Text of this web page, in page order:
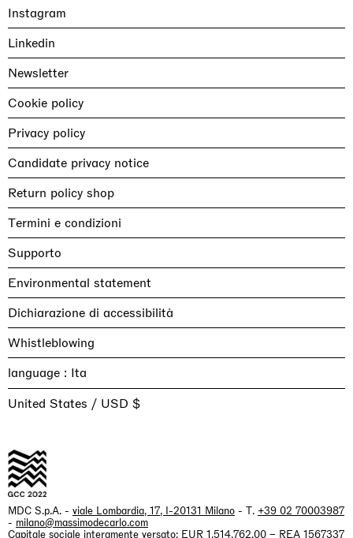
Instagram
Linkedin
Newsletter
Cookie policy
Privacy policy
Candidate privacy notice
Return policy shop
Termini e condizioni
Supporto
Environmental statement
Dichiarazione di accessibilità
Whistleblowing
language :
United States / USD $
MDC S.p.A. - viale Lombardia, 17, I-20131 Milano - T. +39 02 70003987
- milano@massimodecarlo.com
Capitale sociale interamente versato: EUR 1.514.762,00 – REA 1567337